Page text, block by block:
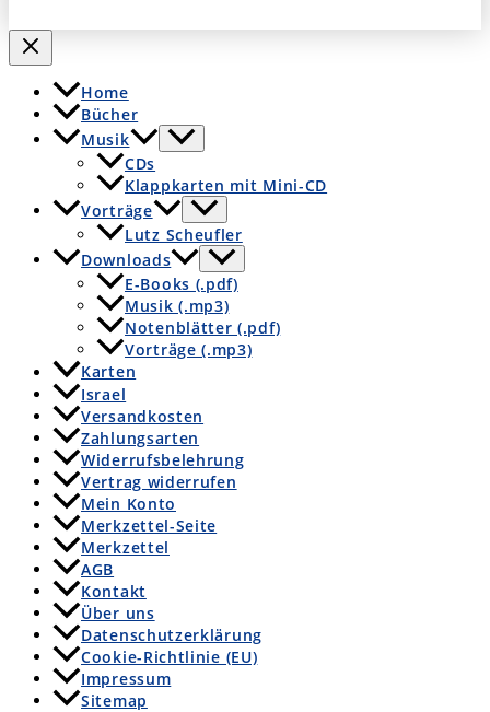
Home
Bücher
Musik
CDs
Klappkarten mit Mini-CD
Vorträge
Lutz Scheufler
Downloads
E-Books (.pdf)
Musik (.mp3)
Notenblätter (.pdf)
Vorträge (.mp3)
Karten
Israel
Versandkosten
Zahlungsarten
Widerrufsbelehrung
Vertrag widerrufen
Mein Konto
Merkzettel-Seite
Merkzettel
AGB
Kontakt
Über uns
Datenschutzerklärung
Cookie-Richtlinie (EU)
Impressum
Sitemap